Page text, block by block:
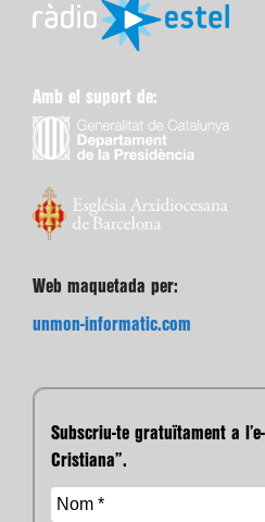
Amb el suport de:
Web maquetada per:
unmon-informatic.com
Subscriu-te gratuïtament a
Cristiana”.